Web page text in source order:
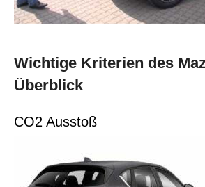
Wichtige Kriterien des
Überblick
CO2 Ausstoß